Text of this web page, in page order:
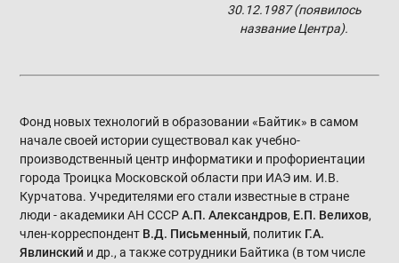
30.12.1987 (появилось
название Центра).
Фонд новых технологий в образовании «Байтик» в самом
начале своей истории существовал как учебно-
производственный центр информатики и профориентации
города Троицка Московской области при ИАЭ им. И.В.
Курчатова. Учредителями его стали известные в стране
люди - академики АН СССРА.П. Александров, Е.П. Велихов,
член-корреспондент В.Д. Письменный, политик Г.А.
Явлинский и др., а также сотрудники Байтика (в том числе